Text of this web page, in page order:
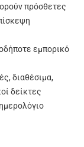
πρόσθετες
εμπορικό
διαθέσιμα,
δείκτες